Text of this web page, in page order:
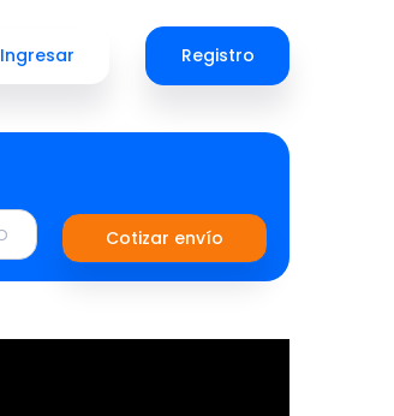
Ingresar Registro
Cotizar envío